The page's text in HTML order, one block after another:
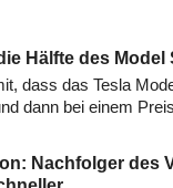
Hälfte des Model
dass das Tesla
dann bei einem
Nachfolger des